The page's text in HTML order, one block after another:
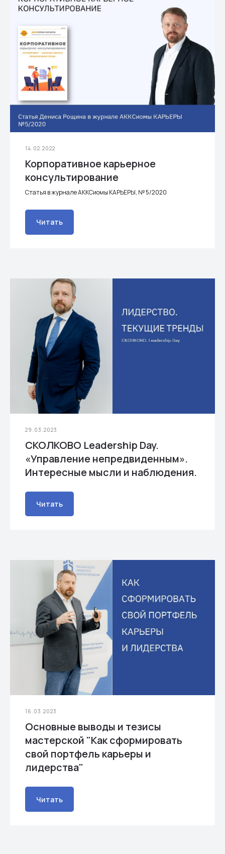
14.02.2022
Корпоративное карьерное
консультирование
Статья в журнале АККСиомы КАРЬЕРЫ, № 5/2020
Читать
29.03.2023
СКОЛКОВО Leadership Day.
«Управление непредвиденным».
Интересные мысли и наблюдения.
Читать
16.03.2023
Основные выводы и тезисы
мастерской "Как сформировать
свой портфель карьеры и
лидерства"
Читать